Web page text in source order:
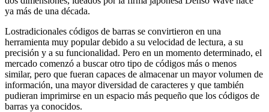
ya más de una década.
Lostradicionales códigos de barras se convirtieron en una
herramienta muy popular debido a su velocidad de lectura, a su
precisión y a su funcionalidad. Pero en un momento determinado, el
mercado comenzó a buscar otro tipo de códigos más o menos
similar, pero que fueran capaces de almacenar un mayor volumen de
información, una mayor diversidad de caracteres y que también
pudieran imprimirse en un espacio más pequeño que los códigos de
barras ya conocidos.